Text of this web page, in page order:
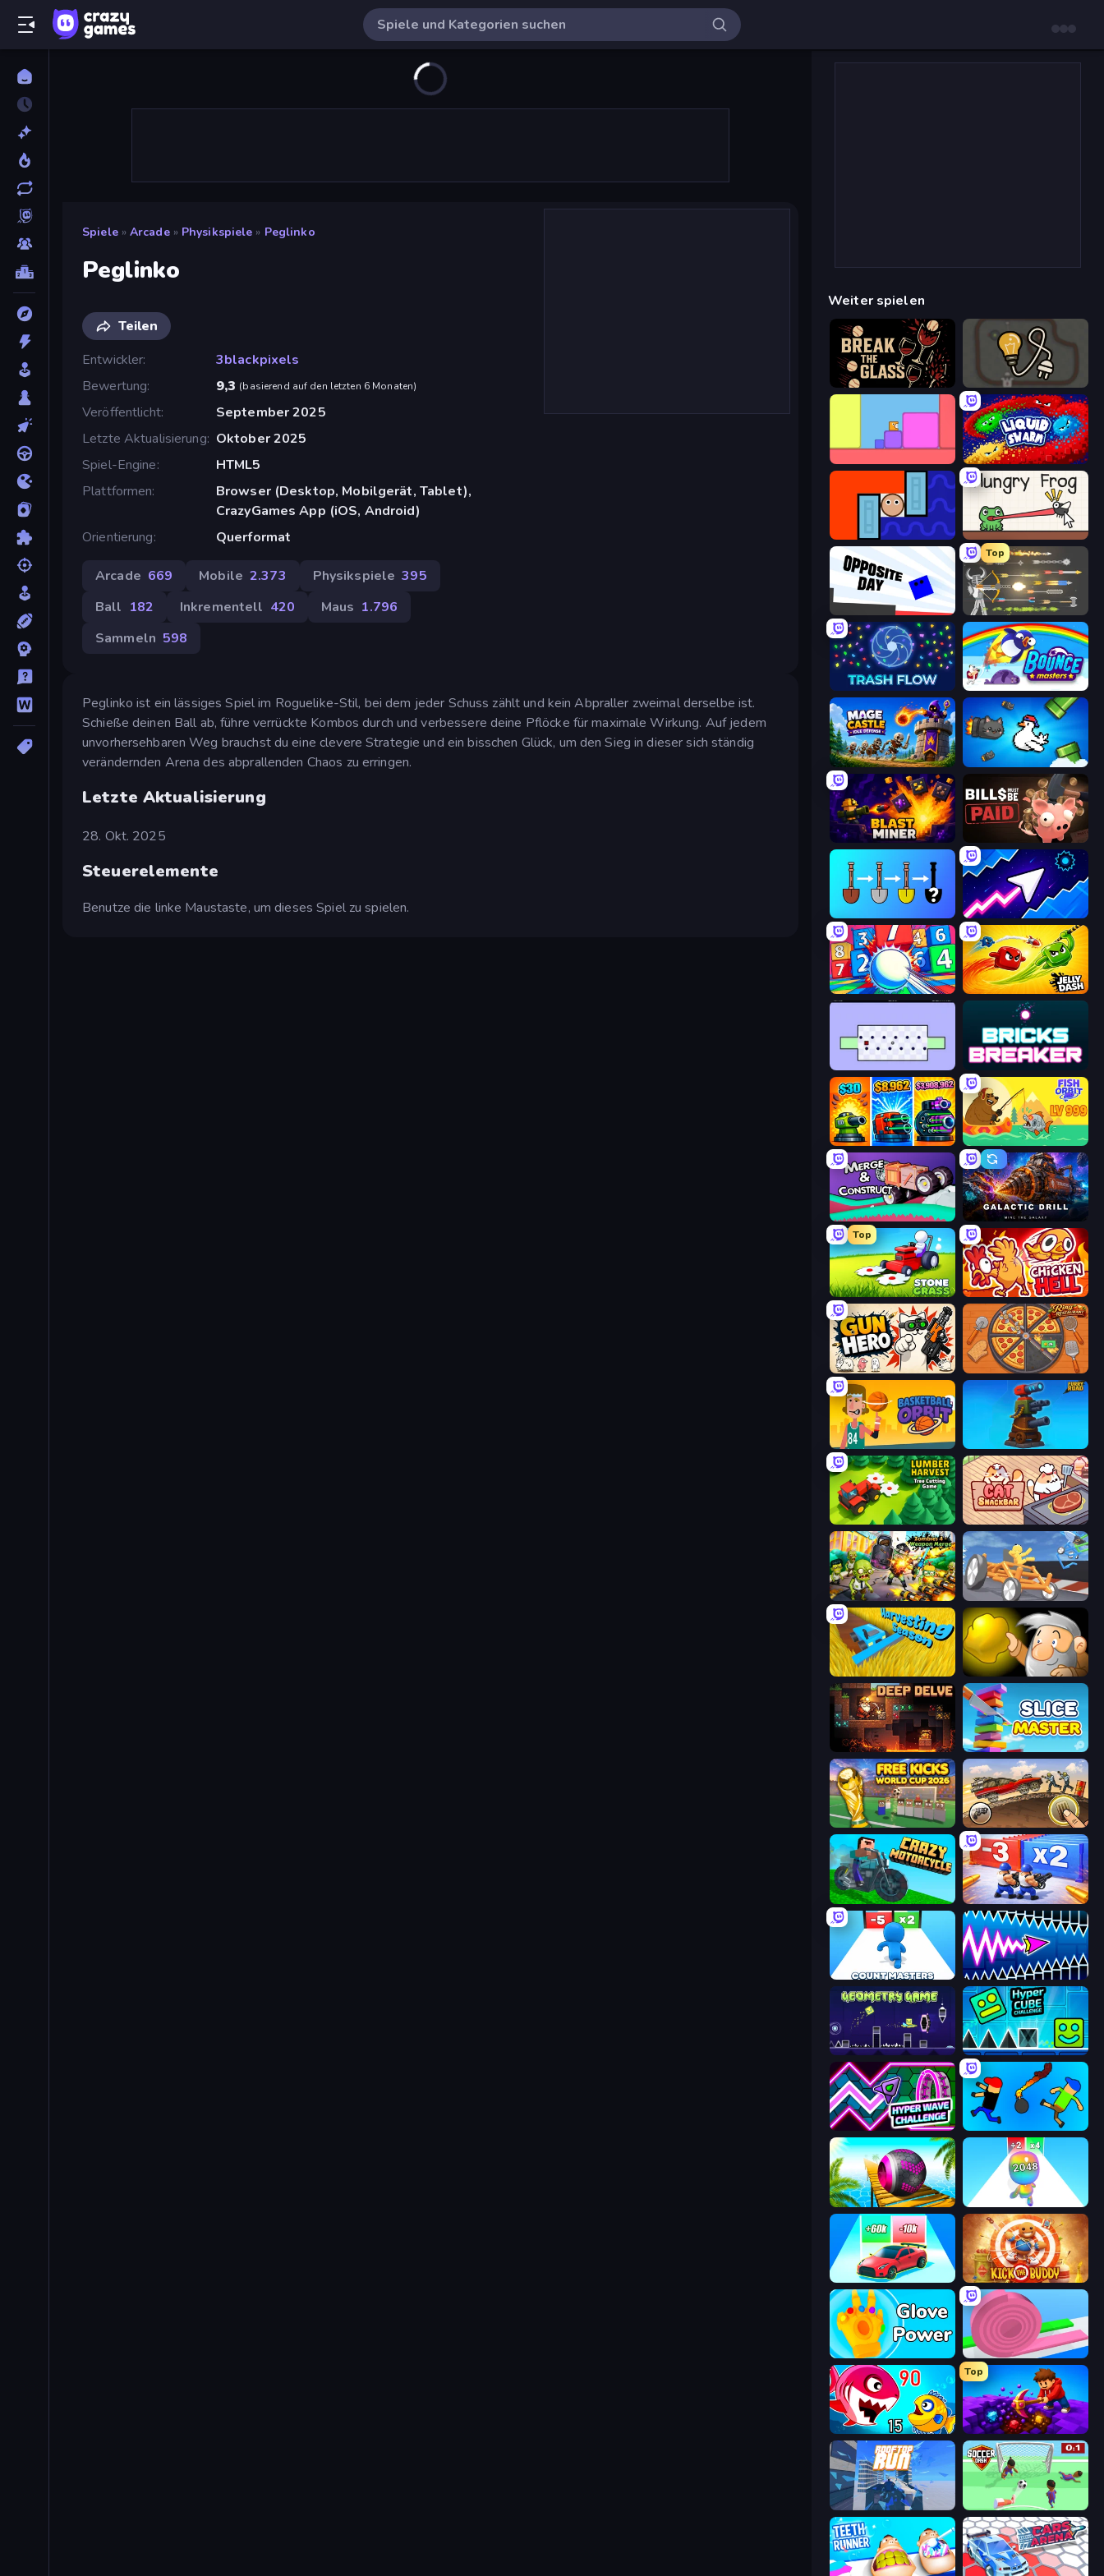
Spiele » Arcade » Physikspiele » Peglinko
Peglinko
Teilen
Entwickler
3blackpixels
Bewertung
9,3 (basierend auf den letzten 6 Monaten)
Veröffentlicht
September 2025
Letzte Aktualisierung Oktober 2025
Spiel-Engine
HTML5
Plattformen
Browser (Desktop, Mobilgerät, Tablet),
CrazyGames App (iOS, Android)
Orientierung
Querformat
Arcade 669 Mobile 2.373 Physikspiele 395
Ball 182 Inkrementell 420 Maus 1.796
Sammeln 598
Peglinko ist ein lässiges Spiel im Roguelike-Stil, bei dem jeder Schuss zählt und kein Abpraller zweimal derselbe ist.
Schieße deinen Ball ab, führe verrückte Kombos durch und verbessere deine Pflöcke für maximale Wirkung. Auf jedem
unvorhersehbaren Weg brauchst du eine clevere Strategie und ein bisschen Glück, um den Sieg in dieser sich ständig
verändernden Arena des abprallenden Chaos zu erringen.
Letzte Aktualisierung
28. Okt. 2025
Steuerelemente
Benutze die linke Maustaste, um dieses Spiel zu spielen.
Weiter spielen
Break the Glass Light The Lamp
Liquid Swarm
Lava and Aqua Hungry Frog
Opposite Day
Top
Ragdoll Archers
Trash Flow Bouncemasters
Mage Castle Idle Defense Honk
Blast Miner Bills Must Be Paid
Space Waves
Entropy Jelly Dash
World's Hardest Game Bricks Breaker
Pumpkin Defense: Merge Cannon Fish Orbit
Merge & Construct Galactic Drill
Top
Stone Grass: Mowing Simulator Chicken Hell
Gun Hero: Cat Survival Ring Restaurant
Basketball Orbit Furry Road
Lumber Harvest: Tree Cutting Game Cat Snack Bar
Zombies 4 Weapon Merge Draw Crash Race
Harvesting Season Gold Miner
Deep Delve Slice Master
Free Kicks World Cup 2026 Earn to Die: Zombie Ride
Crazy Motorcycle Battle Brigade
Wave Dash: Geometry Arrow
Geometry Game Hyper Cube Challenge
Hyper Wave Challenge Mini-Caps: Bombs
Rolling Balls Sea Race Man Runner 2048
Kick the Buddy
Glove Power Layers Roll
Fish Eat Getting Big
Top
Obby: Dig Down
Rooftop Run Soccer Dash